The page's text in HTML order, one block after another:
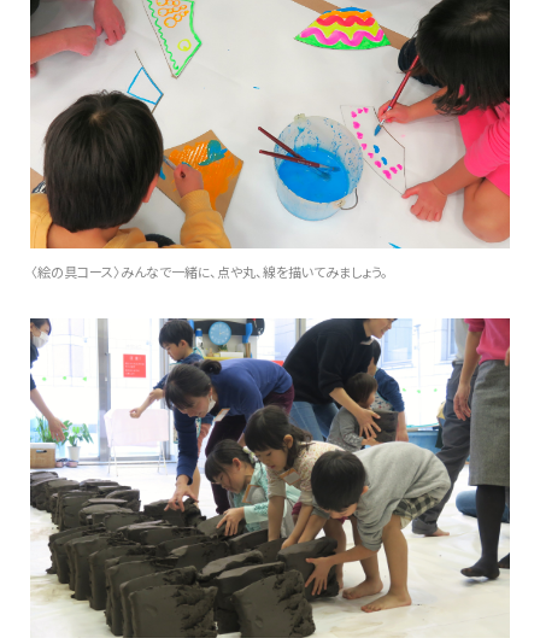
〈絵の具コース〉みんなで一緒に、点や丸、線を描いてみましょう。